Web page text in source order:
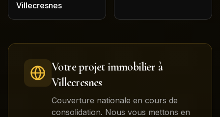
Villecresnes
Votre projet immobilier à
Villecresnes
Couverture nationale en cours de
consolidation. Nous vous mettons en